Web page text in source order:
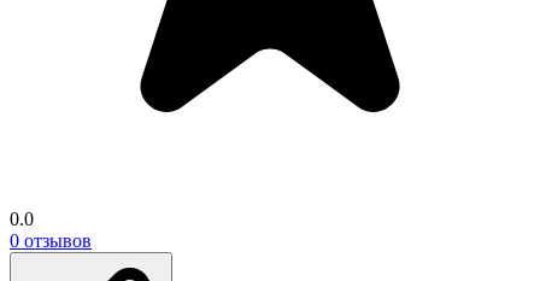
0.0
0 отзывов